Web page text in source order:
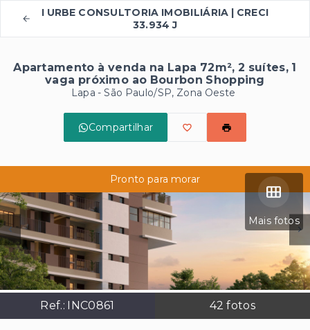
I URBE CONSULTORIA IMOBILIÁRIA | CRECI
33.934 J
Apartamento à venda na Lapa 72m², 2 suítes, 1
vaga próximo ao Bourbon Shopping
Lapa - São Paulo/SP, Zona Oeste
Compartilhar
Mais fotos
Ref.: INC0861 42 fotos
Pronto para morar